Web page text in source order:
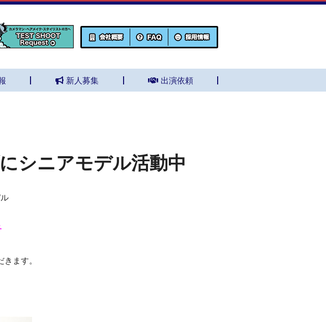
新人募集 出演依頼
シニアモデル活動中
ます。